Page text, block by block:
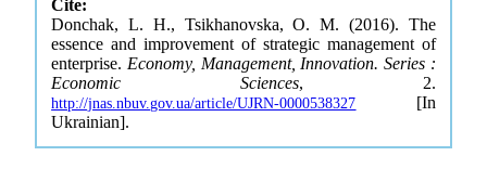
Cite:
Donchak, L. H., Tsikhanovska, O. M. (2016). The
essence and improvement of strategic management of
enterprise. Economy, Management, Innovation. Series :
Economic Sciences, 2.
http://jnas.nbuv.gov.ua/article/UJRN-0000538327 [In
Ukrainian].